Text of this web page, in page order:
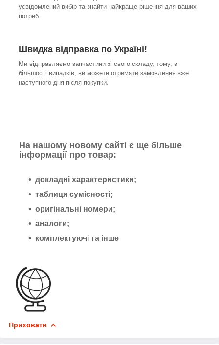
усвідомлений вибір та знайти найкраще рішення для ваших
потреб.
Швидка відправка по Україні!
Ми відправляємо запчастини зі свого складу, тому, в
більшості випадків, ви можете отримати замовлення вже
наступного дня після покупки.
На нашому новому сайті є ще більше
інформації про товар:
докладні характеристики;
таблиця сумісності;
оригінальні номери;
аналоги;
комплектуючі та інше
Приховати